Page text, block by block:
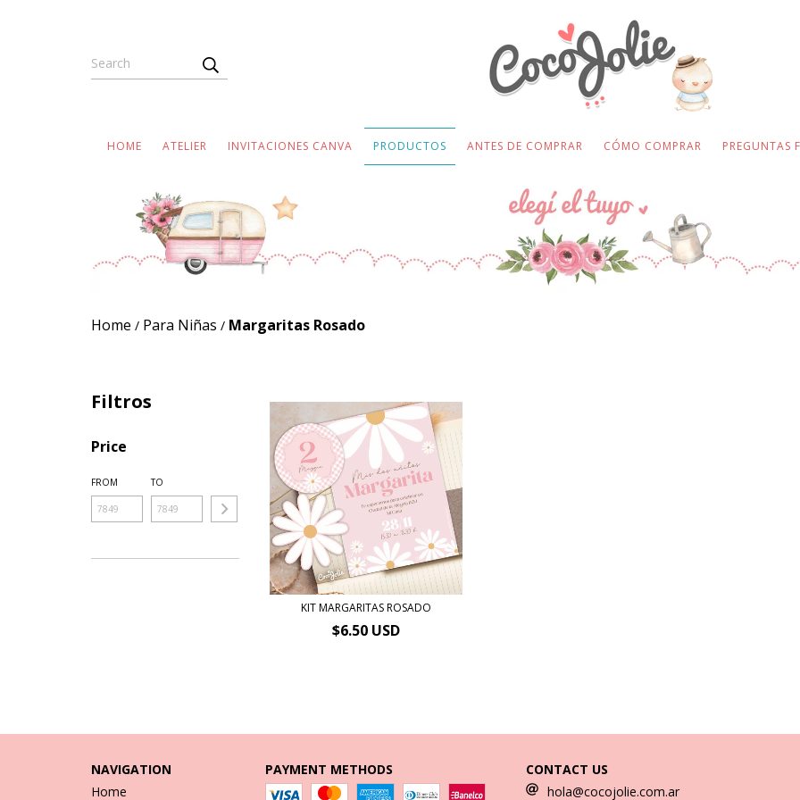
HOME ATELIER INVITACIONES CANVA PRODUCTOS ANTES DE COMPRAR CÓMO COMPRAR PREGUNTAS
Home / Para Niñas / Margaritas Rosado
Filtros
Price
FROM TO
KIT MARGARITAS ROSADO
$6.50 USD
NAVIGATION
Home
PAYMENT METHODS
CONTACT US
hola@cocojolie.com.ar